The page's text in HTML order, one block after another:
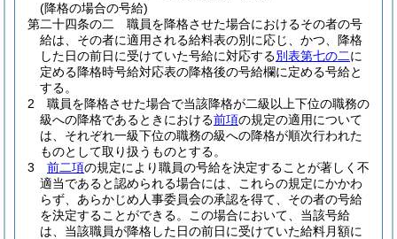
(降格の場合の号給)
第二十四条の二
職員を降格させた場合におけるその者の号
給は、その者に適用される給料表の別に応じ、かつ、降格
した日の前日に受けていた号給に対応する別表第七の二に
定める降格時号給対応表の降格後の号給欄に定める号給と
する。
2
職員を降格させた場合で当該降格が二級以上下位の職務の
級への降格であるときにおける前項の規定の適用について
は、それぞれ一級下位の職務の級への降格が順次行われた
ものとして取り扱うものとする。
3
前二項の規定により職員の号給を決定することが著しく不
適当であると認められる場合には、これらの規定にかかわ
らず、あらかじめ人事委員会の承認を得て、その者の号給
を決定することができる。
この場合において、当該号給
は、当該職員が降格した日の前日に受けていた給料月額に